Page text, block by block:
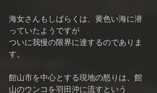
海女さんもしばらくは、黄色い海に潜
っていたようですが
ついに我慢の限界に達するのでありま
す。
館山市を中心とする現地の怒りは、館
山のウンコを羽田沖に流すという